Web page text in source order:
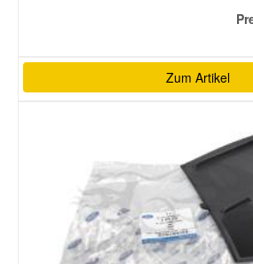
Zum Artikel